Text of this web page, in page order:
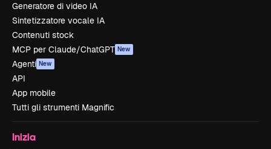
Generatore di video IA
Sintetizzatore vocale IA
Contenuti stock
MCP per Claude/ChatGPT New
Agenti New
API
App mobile
Tutti gli strumenti Magnific
Inizia